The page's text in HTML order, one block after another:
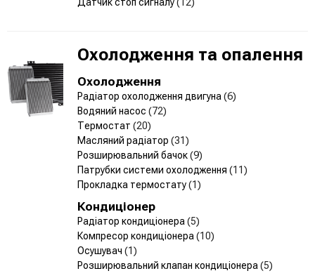
Охолодження та опалення
Охолодження
Радіатор охолодження двигуна (6)
Водяний насос (72)
Термостат (20)
Масляний радіатор (31)
Розширювальний бачок(9)
Патрубки системи охолодження (11)
Прокладка термостату(1)
Кондиціонер
Радіатор кондиціонера (5)
Компресор кондиціонера (10)
Осушувач (1)
Розширювальний клапан кондиціонера (5)